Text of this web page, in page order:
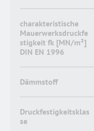
charakteristische
Mauerwerksdruckfe
stigkeit fk [MN/m²]
DIN EN 1996
Dämmstoff
Druckfestigkeitsklas
se